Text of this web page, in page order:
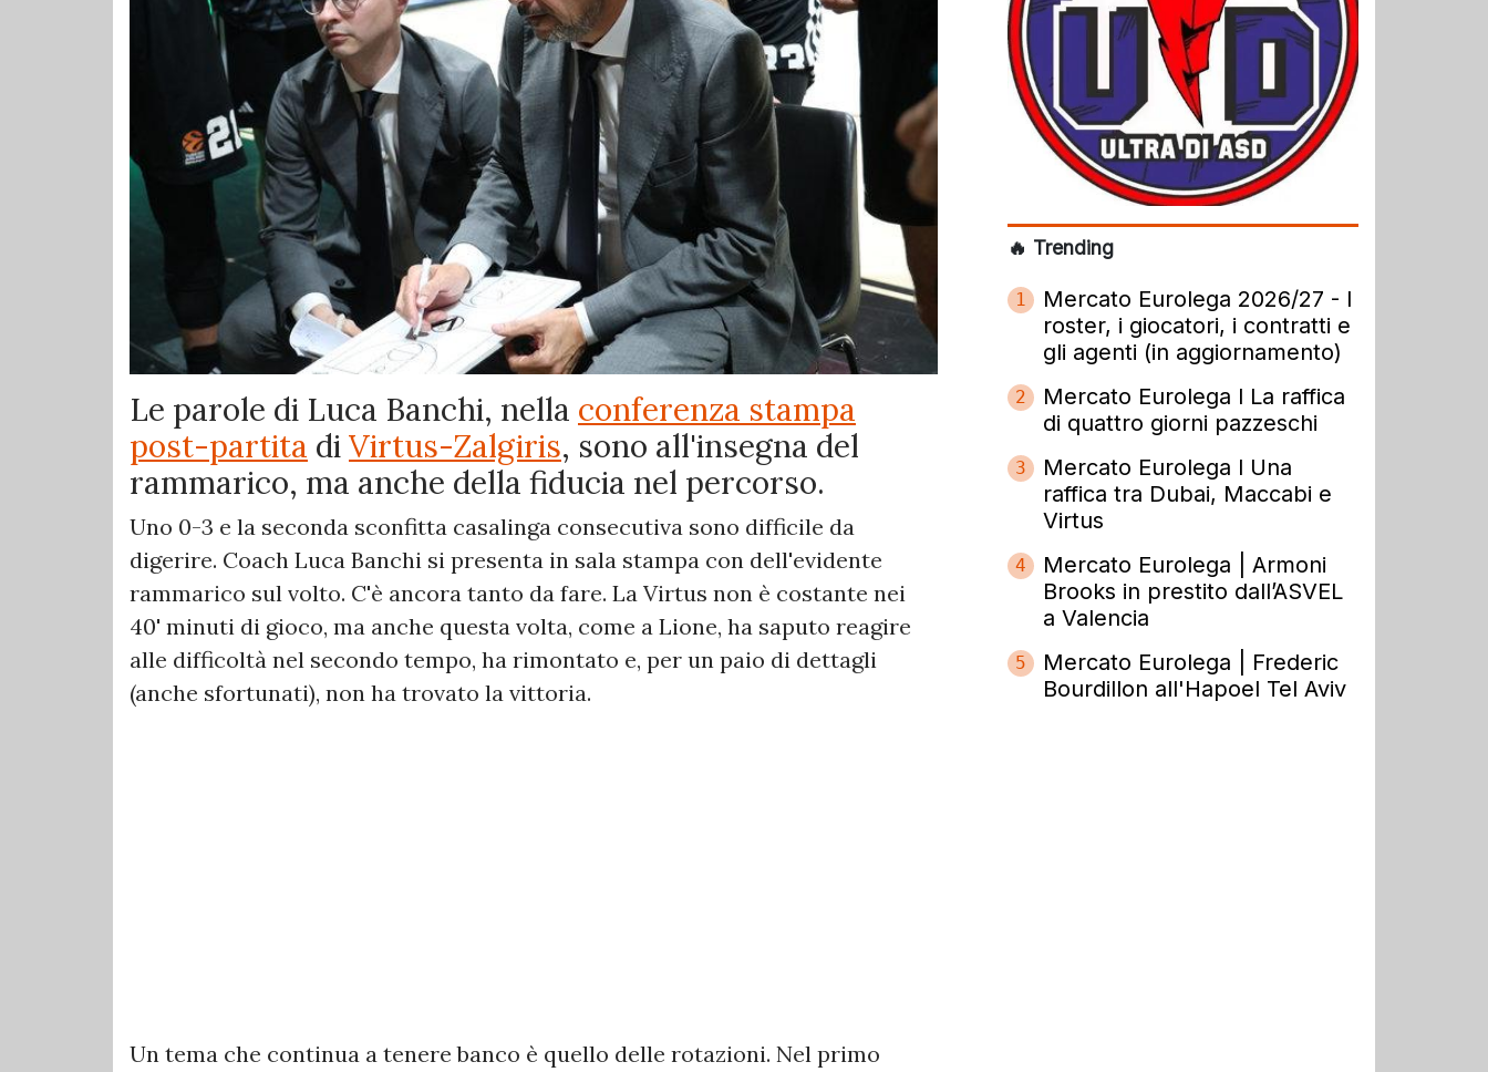
Le parole di Luca Banchi, nella conferenza stampa
post-partita diVirtus-Zalgiris, sono all'insegna del
rammarico, ma anche della fiducia nel percorso.
Uno 0-3 e la seconda sconfitta casalinga consecutiva sono difficile da
digerire. Coach Luca Banchi si presenta in sala stampa con dell'evidente
rammarico sul volto. C'è ancora tanto da fare. La Virtus non è costante nei
40' minuti di gioco, ma anche questa volta, come a Lione, ha saputo reagire
alle difficoltà nel secondo tempo, ha rimontato e, per un paio di dettagli
(anche sfortunati), non ha trovato la vittoria.
Un tema che continua a tenere banco è quello delle rotazioni. Nel primo
🔥 Trending
1
Mercato Eurolega 2026/27 - I
roster, i giocatori, i contratti e
gli agenti (in aggiornamento)
2
Mercato Eurolega l La raffica
di quattro giorni pazzeschi
3
Mercato Eurolega l Una
raffica tra Dubai, Maccabi e
Virtus
4
Mercato Eurolega | Armoni
Brooks in prestito dall’ASVEL
a Valencia
5
Mercato Eurolega | Frederic
Bourdillon all'Hapoel Tel Aviv